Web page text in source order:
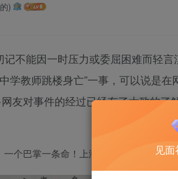
)
能因一时压力或委屈困难而轻言
学教师跳楼身亡”一事，可以说是
友对事件的经过已经有了大致的了
一个巴掌一条命！上海一老师跳楼身亡
见